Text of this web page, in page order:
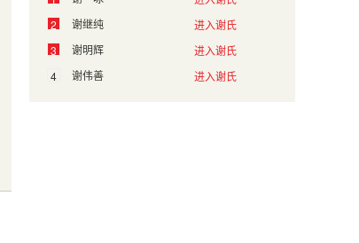
2
谢继纯
进入谢氏
3
谢明辉
进入谢氏
4
谢伟善 进入谢氏